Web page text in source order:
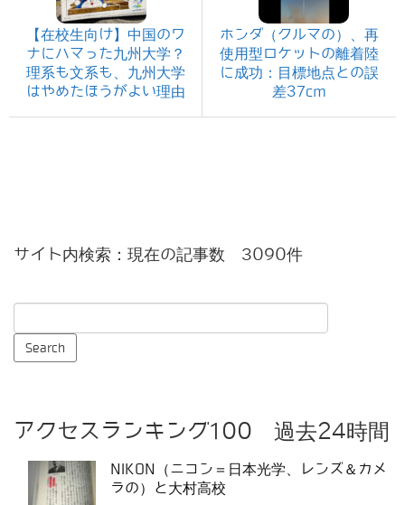
【在校生向け】中国のワ
ナにハマった九州大学？
理系も文系も、九州大学
はやめたほうがよい理由
ホンダ（クルマの）、再
使用型ロケットの離着陸
に成功：目標地点との誤
差37cm
サイト内検索：現在の記事数 3090件
アクセスランキング100 過去24時間
NIKON（ニコン＝日本光学、レンズ＆カメ
ラの）と大村高校